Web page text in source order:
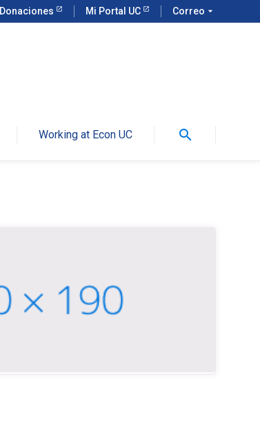
Donaciones Mi Portal UC Correo arrow_drop_down
Working at Econ UC search